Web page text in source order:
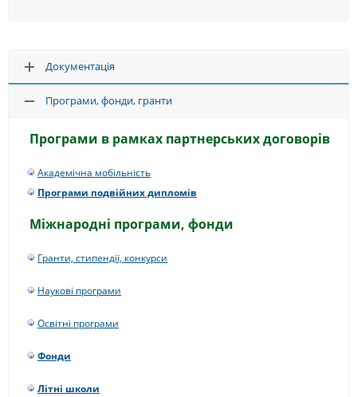
Документація
Програми, фонди, гранти
Програми в рамках партнерських договорів
Академічна мобільність
Програми подвійних дипломів
Міжнародні програми, фонди
Гранти, стипендії, конкурси
Наукові програми
Освітні програми
Фонди
Літні школи